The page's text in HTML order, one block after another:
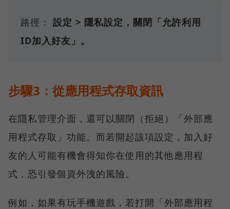
路徑： 設定 > 隱私設定，關閉「允許利用
ID加入好友」。
步驟3：從應用程式存取資訊
在隱私管理介面，還可以關閉（拒絕）「外部應
用程式存取」功能。而若開起該項設定，加入好
友的人可能有機會得知你在使用的其他應用程
式，恐引發個資外洩的風險。
例如，如果有玩手機遊戲，若打開「外部應用程